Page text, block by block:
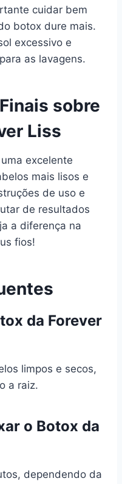
cuidar bem
botox dure mais.
excessivo e
as lavagens.
sobre
Liss
excelente
mais lisos e
de uso e
de resultados
a diferença na
fios!
da Forever
limpos e secos,
a raiz.
o Botox da
dependendo da